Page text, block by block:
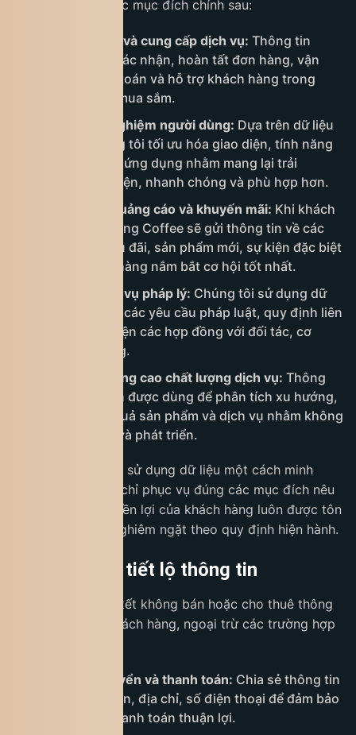
khách hàng với các mục đích chính sau:
Xử lý đơn hàng và cung cấp dịch vụ: Thông tin
được dùng để xác nhận, hoàn tất đơn hàng, vận
chuyển, thanh toán và hỗ trợ khách hàng trong
suốt quá trình mua sắm.
Cải thiện trải nghiệm người dùng: Dựa trên dữ liệu
thu thập, chúng tôi tối ưu hóa giao diện, tính năng
trên website và ứng dụng nhằm mang lại trải
nghiệm thuận tiện, nhanh chóng và phù hợp hơn.
Gửi thông tin quảng cáo và khuyến mãi: Khi khách
hàng đồng ý, King Coffee sẽ gửi thông tin về các
chương trình ưu đãi, sản phẩm mới, sự kiện đặc biệt
để giúp khách hàng nắm bắt cơ hội tốt nhất.
Tuân thủ nghĩa vụ pháp lý: Chúng tôi sử dụng dữ
liệu để đáp ứng các yêu cầu pháp luật, quy định liên
quan và thực hiện các hợp đồng với đối tác, cơ
quan chức năng.
Phân tích và nâng cao chất lượng dịch vụ: Thông
tin thu thập còn được dùng để phân tích xu hướng,
đánh giá hiệu quả sản phẩm và dịch vụ nhằm không
ngừng cải tiến và phát triển.
Chúng tôi cam kết sử dụng dữ liệu một cách minh
bạch, bảo mật và chỉ phục vụ đúng các mục đích nêu
trên, đảm bảo quyền lợi của khách hàng luôn được tôn
trọng và bảo vệ nghiêm ngặt theo quy định hiện hành.
5. Chia sẻ và tiết lộ thông tin
King Coffee cam kết không bán hoặc cho thuê thông
tin cá nhân của khách hàng, ngoại trừ các trường hợp
Đơn vị vận chuyển và thanh toán: Chia sẻ thông tin
cần thiết như tên, địa chỉ, số điện thoại để đảm bảo
giao hàng và thanh toán thuận lợi.